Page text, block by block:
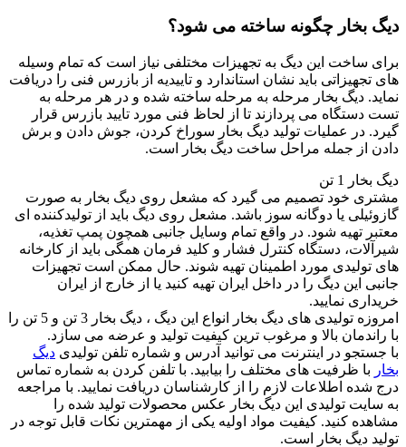
دیگ بخار چگونه ساخته می شود؟
برای ساخت این دیگ به تجهیزات مختلفی نیاز است که تمام وسیله
های تجهیزاتی باید نشان استاندارد و تاییدیه از بازرس فنی را دریافت
نماید. دیگ بخار مرحله به مرحله ساخته شده و در هر مرحله به
تست دستگاه می پردازند تا از لحاظ فنی مورد تایید بازرس قرار
گیرد. در عملیات تولید دیگ بخار سوراخ کردن، جوش دادن و برش
دادن از جمله مراحل ساخت دیگ بخار است.
دیگ بخار 1 تن
مشتری خود تصمیم می گیرد که مشعل روی دیگ بخار به صورت
گازوئیلی یا دوگانه سوز باشد. مشعل روی دیگ باید از تولیدکننده ای
معتبر تهیه شود. در واقع تمام وسایل جانبی همچون پمپ تغذیه،
شیرآلات، دستگاه کنترل فشار و کلید فرمان همگی باید از کارخانه
های تولیدی مورد اطمینان تهیه شوند. حال ممکن است تجهیزات
جانبی این دیگ را در داخل ایران تهیه کنید یا از خارج از ایران
خریداری نمایید.
امروزه تولیدی های دیگ بخار انواع این دیگ ، دیگ بخار 3 تن و 5 تن را
با راندمان بالا و مرغوب ترین کیفیت تولید و عرضه می سازد.
با جستجو در اینترنت می توانید آدرس و شماره تلفن تولیدی دیگ
بخار با ظرفیت های مختلف را بیابید. با تلفن کردن به شماره تماس
درج شده اطلاعات لازم را از کارشناسان دریافت نمایید. با مراجعه
به سایت تولیدی این دیگ بخار عکس محصولات تولید شده را
مشاهده کنید. کیفیت مواد اولیه یکی از مهمترین نکات قابل توجه در
تولید دیگ بخار است.